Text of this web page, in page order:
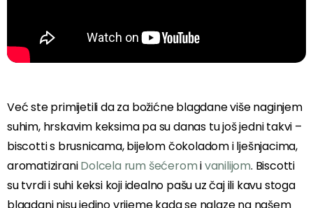
Već ste primijetili da za božićne blagdane više naginjem
suhim, hrskavim keksima pa su danas tu još jedni takvi –
biscotti s brusnicama, bijelom čokoladom i lješnjacima,
aromatiziraniDolcela rum šećeromivanilijom. Biscotti
su tvrdi i suhi keksi koji idealno pašu uz čaj ili kavu stoga
blagdani nisu jedino vrijeme kada se nalaze na našem